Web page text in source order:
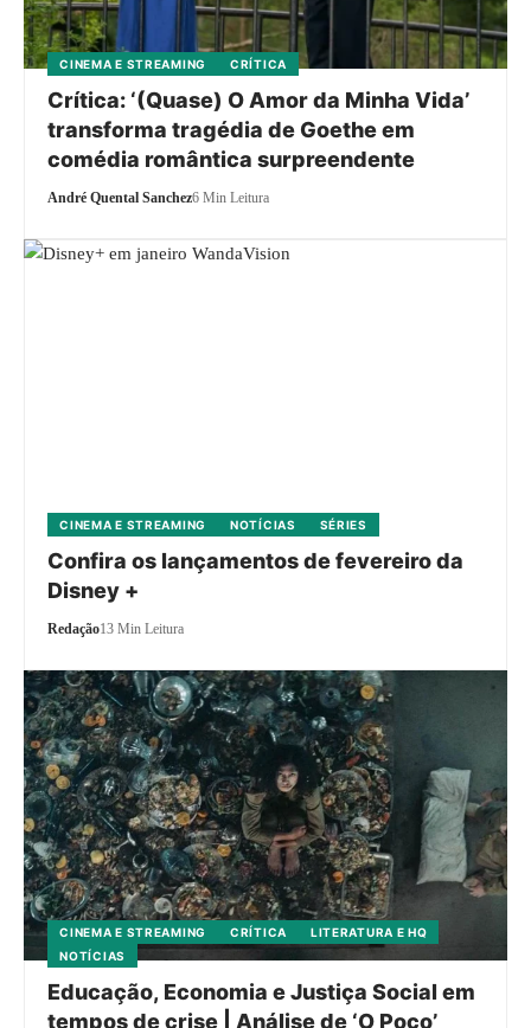
CINEMA E STREAMING CRÍTICA
Crítica: ‘(Quase) O Amor da Minha Vida’
transforma tragédia de Goethe em
comédia romântica surpreendente
André Quental Sanchez6 Min Leitura
CINEMA E STREAMING NOTÍCIAS SÉRIES
Confira os lançamentos de fevereiro da
Disney +
Redação13 Min Leitura
CINEMA E STREAMING CRÍTICA
LITERATURA E HQ
NOTÍCIAS
Educação, Economia e Justiça Social em
tempos de crise | Análise de ‘O Poço’